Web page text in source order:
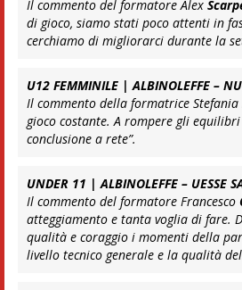
Il commento del formatore Alex
di gioco, siamo stati poco attenti in
cerchiamo di migliorarci durante la
U12 FEMMINILE | ALBINOLEFFE –
Il commento della formatrice Stefania
gioco costante. A rompere gli
conclusione a rete”.
UNDER 11 | ALBINOLEFFE – UESSE
Il commento del formatore Francesco
atteggiamento e tanta voglia di fare.
qualità e coraggio i momenti della
livello tecnico generale e la qualità